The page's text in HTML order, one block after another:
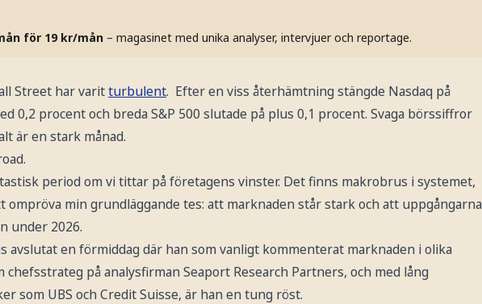
för 19 kr/mån – magasinet med unika analyser, intervjuer och reportage.
Street har varitturbulent. Efter en viss återhämtning stängde Nasdaq på
0,2 procent och breda S&P 500 slutade på plus 0,1 procent. Svaga börssiffror
är en stark månad.
period om vi tittar på företagens vinster. Det finns makrobrus i systemet,
ompröva min grundläggande tes: att marknaden står stark och att uppgångarna
under 2026.
avslutat en förmiddag där han som vanligt kommenterat marknaden i olika
chefsstrateg på analysfirman Seaport Research Partners, och med lång
som UBS och Credit Suisse, är han en tung röst.